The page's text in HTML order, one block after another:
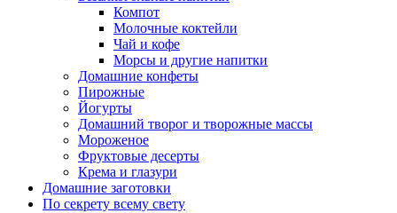
Компот
Молочные коктейли
Чай и кофе
Морсы и другие напитки
Домашние конфеты
Пирожные
Йогурты
Домашний творог и творожные массы
Мороженое
Фруктовые десерты
Крема и глазури
Домашние заготовки
По секрету всему свету